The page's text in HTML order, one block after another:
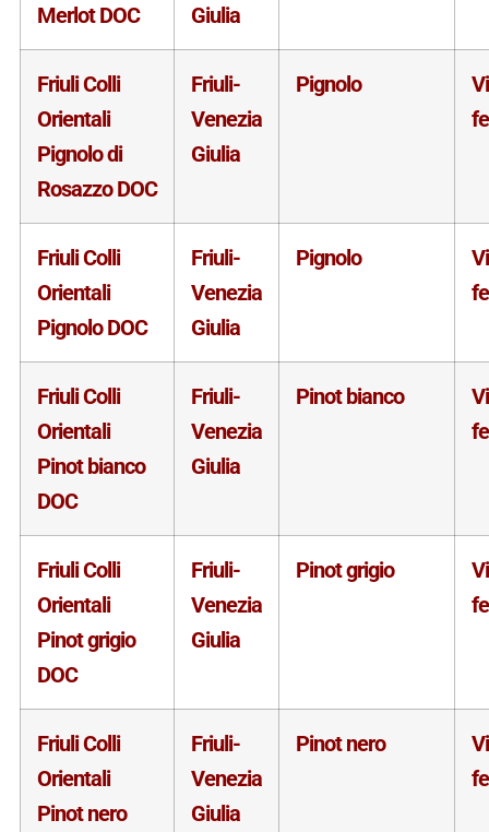
Merlot DOC
Giulia
Friuli Colli
Orientali
Pignolo di
Rosazzo DOC
Friuli-
Venezia
Giulia
Pignolo
Friuli Colli
Orientali
Pignolo DOC
Friuli-
Venezia
Giulia
Pignolo
Friuli Colli
Orientali
Pinot bianco
DOC
Friuli-
Venezia
Giulia
Pinot bianco
Friuli Colli
Orientali
Pinot grigio
DOC
Friuli-
Venezia
Giulia
Pinot grigio
Friuli Colli
Orientali
Pinot nero
Friuli-
Venezia
Giulia
Pinot nero